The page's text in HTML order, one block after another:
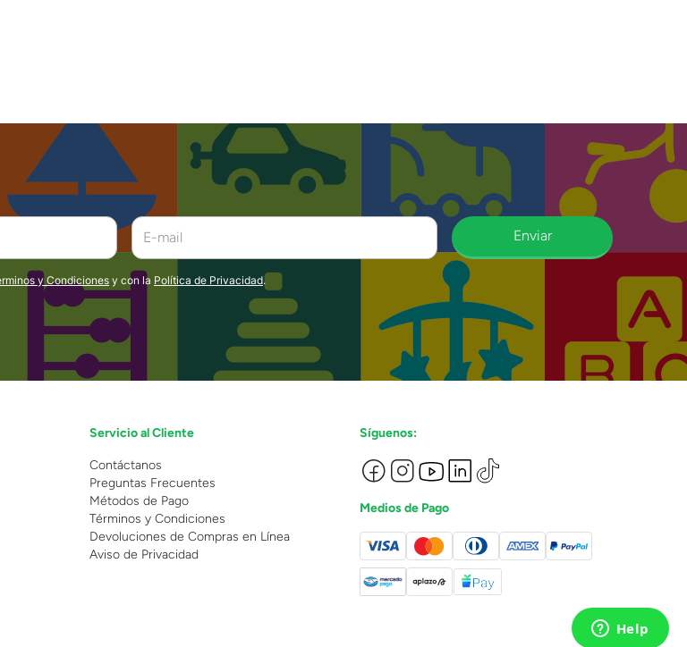
Enviar
y Condiciones y con la Política de Privacidad.
Servicio al Cliente
Contáctanos
Preguntas Frecuentes
Métodos de Pago
Términos y Condiciones
Devoluciones de Compras en Línea
Aviso de Privacidad
Síguenos:
Medios de Pago